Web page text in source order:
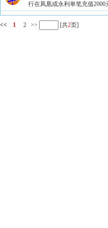
行在凤凰或永利单笔充值2000
<< 1 2 >> [共2页]